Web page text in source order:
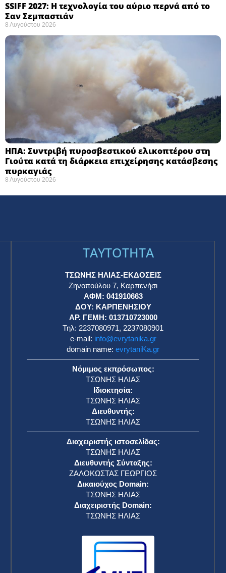
SSIFF 2027: Η τεχνολογία του αύριο περνά από το
Σαν Σεμπαστιάν ​
8 Αυγούστου 2026
ΗΠΑ: Συντριβή πυροσβεστικού ελικοπτέρου στη
Γιούτα κατά τη διάρκεια επιχείρησης κατάσβεσης
πυρκαγιάς ​
8 Αυγούστου 2026
TAYTOTHTA
ΤΣΩΝΗΣ ΗΛΙΑΣ-ΕΚΔΟΣΕΙΣ
Ζηνοπούλου 7, Καρπενήσι
ΑΦΜ: 041910663
ΔΟΥ: ΚΑΡΠΕΝΗΣΙΟΥ
ΑΡ. ΓΕΜΗ: 013710723000
Τηλ: 2237080971, 2237080901
e-mail: info@evrytanika.gr
domain name: evrytaniKa.gr
Νόμιμος εκπρόσωπος:
ΤΣΩΝΗΣ ΗΛΙΑΣ
Ιδιοκτησία:
ΤΣΩΝΗΣ ΗΛΙΑΣ
Διευθυντής:
ΤΣΩΝΗΣ ΗΛΙΑΣ
Διαχειριστής ιστοσελίδας:
ΤΣΩΝΗΣ ΗΛΙΑΣ
Διευθυντής Σύνταξης:
ΖΑΛΟΚΩΣΤΑΣ ΓΕΩΡΓΙΟΣ
Δικαιούχος Domain:
ΤΣΩΝΗΣ ΗΛΙΑΣ
Διαχειριστής Domain:
ΤΣΩΝΗΣ ΗΛΙΑΣ